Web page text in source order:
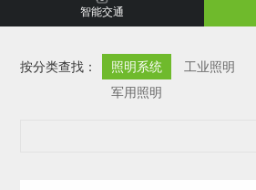
智能交通
按分类查找： 照明系统 工业照明
军用照明